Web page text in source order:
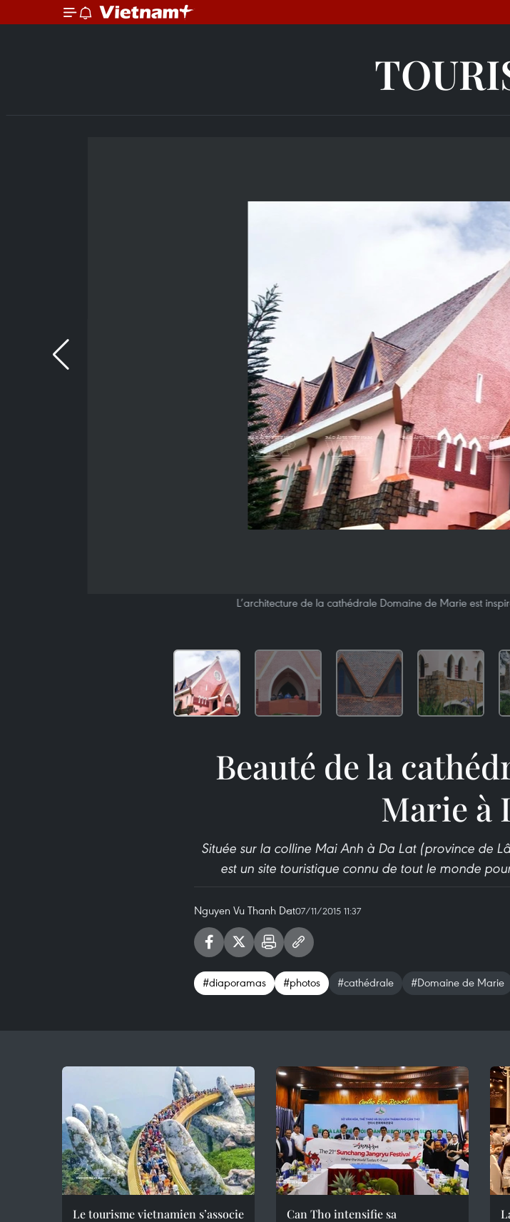
L’architecture de la cathédrale Domaine de Marie est
Beauté de la
Marie à
Située sur la colline Mai Anh à Da Lat (province de
est un site touristique connu de tout le monde
Nguyen Vu Thanh Dat07/11/2015 11:37
#diaporamas #photos #cathédrale #Domaine de Marie
Le tourisme vietnamien s’associe
Can Tho intensifie sa